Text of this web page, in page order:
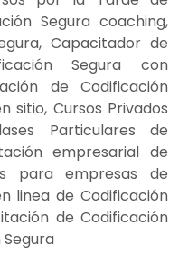
Segura coaching,
Capacitador de
Segura con
de Codificación
sitio, Cursos Privados
Particulares de
empresarial de
para empresas de
linea de Codificación
de Codificación